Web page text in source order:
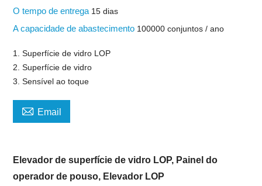
O tempo de entrega 15 dias
A capacidade de abastecimento 100000 conjuntos / ano
1. Superfície de vidro LOP
2. Superfície de vidro
3. Sensível ao toque
 Email
Elevador de superfície de vidro LOP, Painel do
operador de pouso, Elevador LOP